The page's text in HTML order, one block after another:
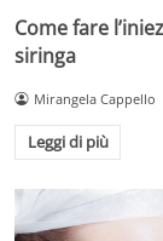
Come fare
siringa
Mirangela Cappello
Leggi di più